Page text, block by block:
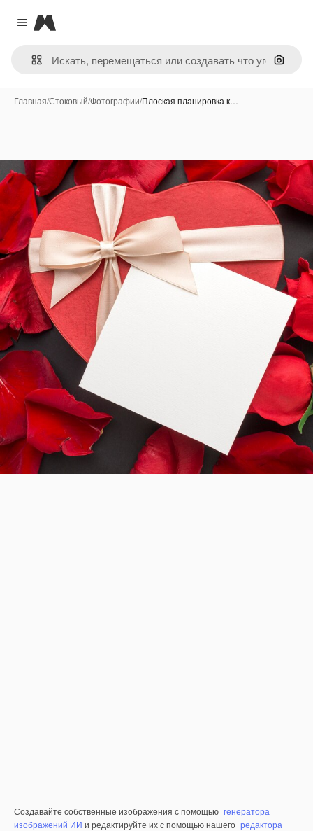
Close menu
Magnific
Поиск
Главная/Стоковый/Фотографии/Плоская планировка к…
Создавайте собственные изображения с помощью генератора
изображений ИИ и редактируйте их с помощью нашего редактора